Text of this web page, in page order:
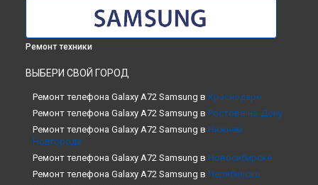
Ремонт техники
ВЫБЕРИ СВОЙ ГОРОД
Ремонт телефона Galaxy A72 Samsung в Краснодаре
Ремонт телефона Galaxy A72 Samsung в Ростове-на-Дону
Ремонт телефона Galaxy A72 Samsung в Нижнем
Новгороде
Ремонт телефона Galaxy A72 Samsung в Новосибирске
Ремонт телефона Galaxy A72 Samsung в Челябинске